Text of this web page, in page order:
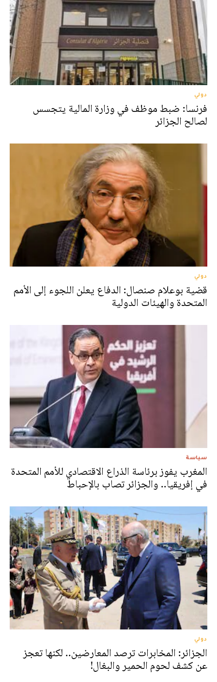
دولي
فرنسا: ضبط موظف في وزارة المالية يتجسس
لصالح الجزائر
دولي
قضية بوعلام صنصال: الدفاع يعلن اللجوء إلى الأمم
المتحدة والهيئات الدولية
سياسة
المغرب يفوز برئاسة الذراع الاقتصادي للأمم المتحدة
في إفريقيا.. والجزائر تصاب بالإحباط
دولي
الجزائر: المخابرات ترصد المعارضين.. لكنها تعجز
عن كشف لحوم الحمير والبغال!